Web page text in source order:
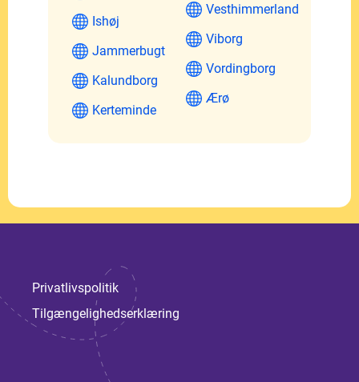
Ishøj
Jammerbugt
Kalundborg
Kerteminde
Vesthimmerland
Viborg
Vordingborg
Ærø
Privatlivspolitik
Tilgængelighedserklæring